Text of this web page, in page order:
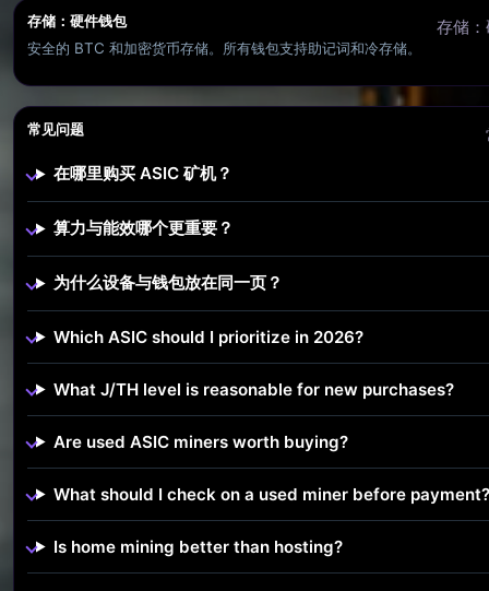
存储：硬件钱包 存储
安全的 BTC 和加密货币存储。所有钱包支持助记词和冷存储。
常见问题
在哪里购买 ASIC 矿机？
算力与能效哪个更重要？
为什么设备与钱包放在同一页？
Which ASIC should I prioritize in 2026?
What J/TH level is reasonable for new purchases?
Are used ASIC miners worth buying?
What should I check on a used miner before
Is home mining better than hosting?